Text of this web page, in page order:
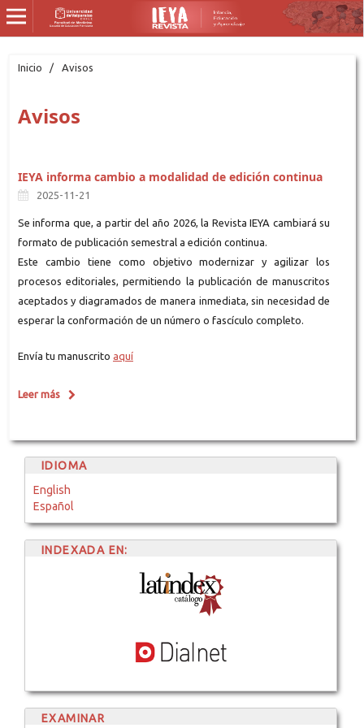
Inicio / Avisos
Avisos
IEYA informa cambio a modalidad de edición continua
2025-11-21
Se informa que, a partir del año 2026, la Revista IEYA cambiará su
formato de publicación semestral a edición continua.
Este cambio tiene como objetivo modernizar y agilizar los
procesos editoriales, permitiendo la publicación de manuscritos
aceptados y diagramados de manera inmediata, sin necesidad de
esperar la conformación de un número o fascículo completo.
Envía tu manuscrito aquí
Leer más
IDIOMA
English
Español
INDEXADA EN:
EXAMINAR